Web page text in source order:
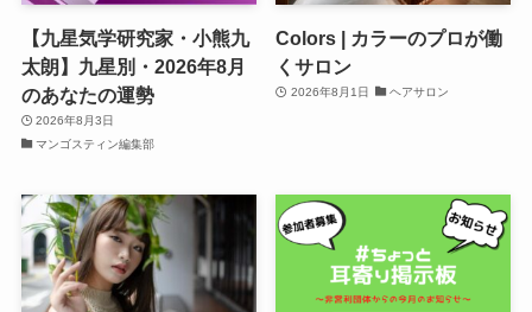
【九星気学研究家・小熊九
太朗】九星別・2026年8月
のあなたの運勢
2026年8月3日
マンゴスティン編集部
Colors | カラーのプロが働
くサロン
2026年8月1日 ヘアサロン